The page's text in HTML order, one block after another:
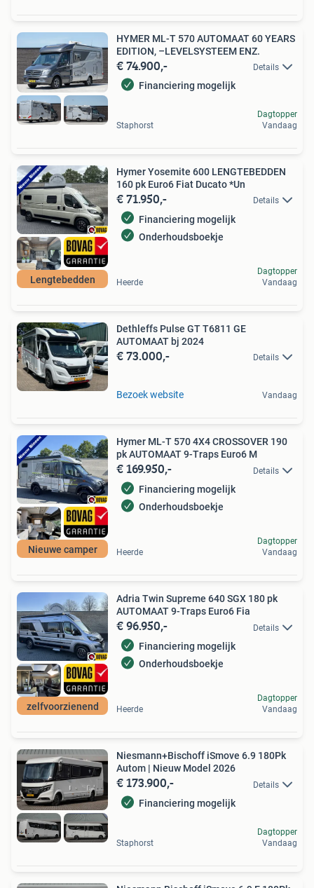
HYMER ML-T 570 AUTOMAAT 60 YEARS
EDITION, –LEVELSYSTEEM ENZ.
€ 74.900,- Details
Financiering mogelijk
Staphorst
Dagtopper
Vandaag
Lengtebedden
Hymer Yosemite 600 LENGTEBEDDEN
160 pk Euro6 Fiat Ducato *Un
€ 71.950,- Details
Financiering mogelijk
Onderhoudsboekje
Heerde
Dagtopper
Vandaag
Dethleffs Pulse GT T6811 GE
AUTOMAAT bj 2024
€ 73.000,- Details
Bezoek website Vandaag
Nieuwe camper
Hymer ML-T 570 4X4 CROSSOVER 190
pk AUTOMAAT 9-Traps Euro6 M
€ 169.950,- Details
Financiering mogelijk
Onderhoudsboekje
Heerde
Dagtopper
Vandaag
zelfvoorzienend
Adria Twin Supreme 640 SGX 180 pk
AUTOMAAT 9-Traps Euro6 Fia
€ 96.950,- Details
Financiering mogelijk
Onderhoudsboekje
Heerde
Dagtopper
Vandaag
Niesmann+Bischoff iSmove 6.9 180Pk
Autom | Nieuw Model 2026
€ 173.900,- Details
Financiering mogelijk
Staphorst
Dagtopper
Vandaag